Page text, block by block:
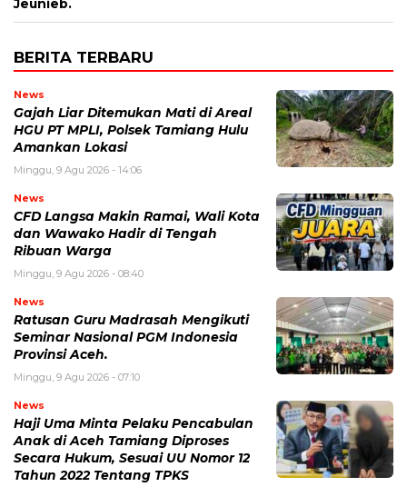
Jeunieb.
BERITA TERBARU
News
Gajah Liar Ditemukan Mati di Areal
HGU PT MPLI, Polsek Tamiang Hulu
Amankan Lokasi
Minggu, 9 Agu 2026 - 14:06
News
CFD Langsa Makin Ramai, Wali Kota
dan Wawako Hadir di Tengah
Ribuan Warga
Minggu, 9 Agu 2026 - 08:40
News
Ratusan Guru Madrasah Mengikuti
Seminar Nasional PGM Indonesia
Provinsi Aceh.
Minggu, 9 Agu 2026 - 07:10
News
Haji Uma Minta Pelaku Pencabulan
Anak di Aceh Tamiang Diproses
Secara Hukum, Sesuai UU Nomor 12
Tahun 2022 Tentang TPKS